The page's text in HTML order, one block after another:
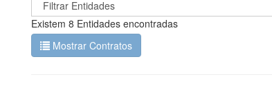
Existem 8 Entidades encontradas
Mostrar Contratos